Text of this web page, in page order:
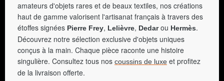
amateurs d'objets rares et de beaux textiles, nos créations
haut de gamme valorisent l'artisanat français à travers des
étoffes signées Pierre Frey, Lelièvre, Dedarou Hermès.
Découvrez notre sélection exclusive d'objets uniques
conçus à la main. Chaque pièce raconte une histoire
singulière. Consultez tous nos coussins de luxe et profitez
de la livraison offerte.